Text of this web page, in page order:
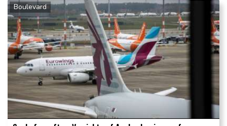
Boris Becker oder Steffi Graf handelte.
Boulevard